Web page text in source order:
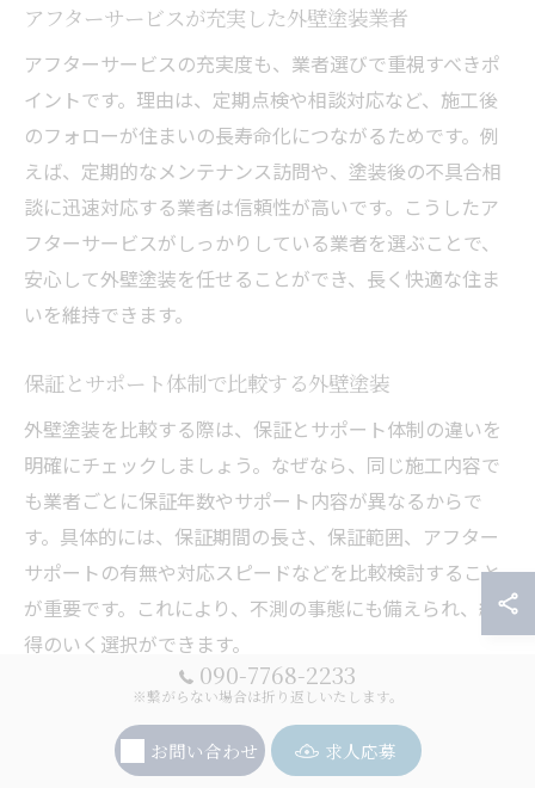
アフターサービスが充実した外壁塗装業者
アフターサービスの充実度も、業者選びで重視すべきポ
イントです。理由は、定期点検や相談対応など、施工後
のフォローが住まいの長寿命化につながるためです。例
えば、定期的なメンテナンス訪問や、塗装後の不具合相
談に迅速対応する業者は信頼性が高いです。こうしたア
フターサービスがしっかりしている業者を選ぶことで、
安心して外壁塗装を任せることができ、長く快適な住ま
いを維持できます。
保証とサポート体制で比較する外壁塗装
外壁塗装を比較する際は、保証とサポート体制の違いを
明確にチェックしましょう。なぜなら、同じ施工内容で
も業者ごとに保証年数やサポート内容が異なるからで
す。具体的には、保証期間の長さ、保証範囲、アフター
サポートの有無や対応スピードなどを比較検討すること
が重要です。これにより、不測の事態にも備えられ、納
得のいく選択ができます。
住まいを守る外壁塗装の安心保証とは
外壁塗装の安心保証とは、施工後に発生する可能性のあ
090-7768-2233
※繋がらない場合は折り返しいたします。
お問い合わせ 求人応募